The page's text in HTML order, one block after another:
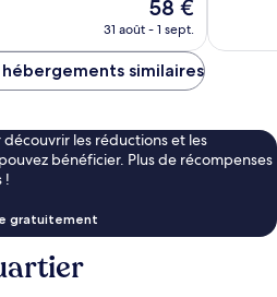
nouveau
est
de
58 €
31 août - 1 sept.
similaires
les réductions et les
bénéficier. Plus de récompenses
!
gratuitement